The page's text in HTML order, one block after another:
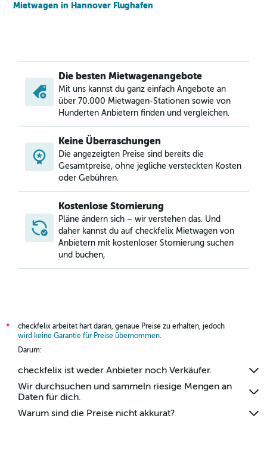
Mietwagen in Hannover Flughafen
Die besten Mietwagenangebote
Mit uns kannst du ganz einfach Angebote an
über 70.000 Mietwagen-Stationen sowie von
Hunderten Anbietern finden und vergleichen.
Keine Überraschungen
Die angezeigten Preise sind bereits die
Gesamtpreise, ohne jegliche versteckten Kosten
oder Gebühren.
Kostenlose Stornierung
Pläne ändern sich – wir verstehen das. Und
daher kannst du auf checkfelix Mietwagen von
Anbietern mit kostenloser Stornierung suchen
und buchen,
*
checkfelix arbeitet hart daran, genaue Preise zu erhalten, jedoch
wird keine Garantie für Preise übernommen.
Darum:
checkfelix ist weder Anbieter noch Verkäufer.
Wir durchsuchen und sammeln riesige Mengen an
Daten für dich.
Warum sind die Preise nicht akkurat?